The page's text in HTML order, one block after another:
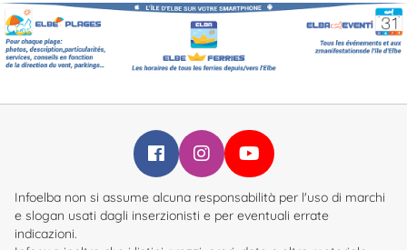
Infoelba su Facebook
Infoelba su Instagram
Infoelba su YouTube
Infoelba non si assume alcuna responsabilità per l'uso di marchi
e slogan usati dagli inserzionisti e per eventuali errate
indicazioni.